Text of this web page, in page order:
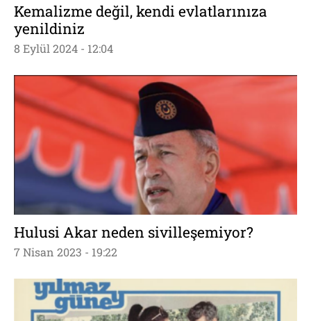
Kemalizme değil, kendi evlatlarınıza
yenildiniz
8 Eylül 2024 - 12:04
Hulusi Akar neden sivilleşemiyor?
7 Nisan 2023 - 19:22